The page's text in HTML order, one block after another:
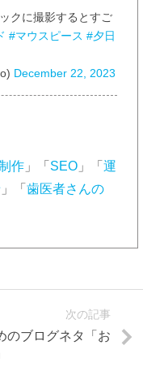
クに撮影するとすご
#マウスピース #夕日
December 22, 2023
作 」「 SEO 」「運
」「歯医者さんの
次の記事
のブログネタ「お